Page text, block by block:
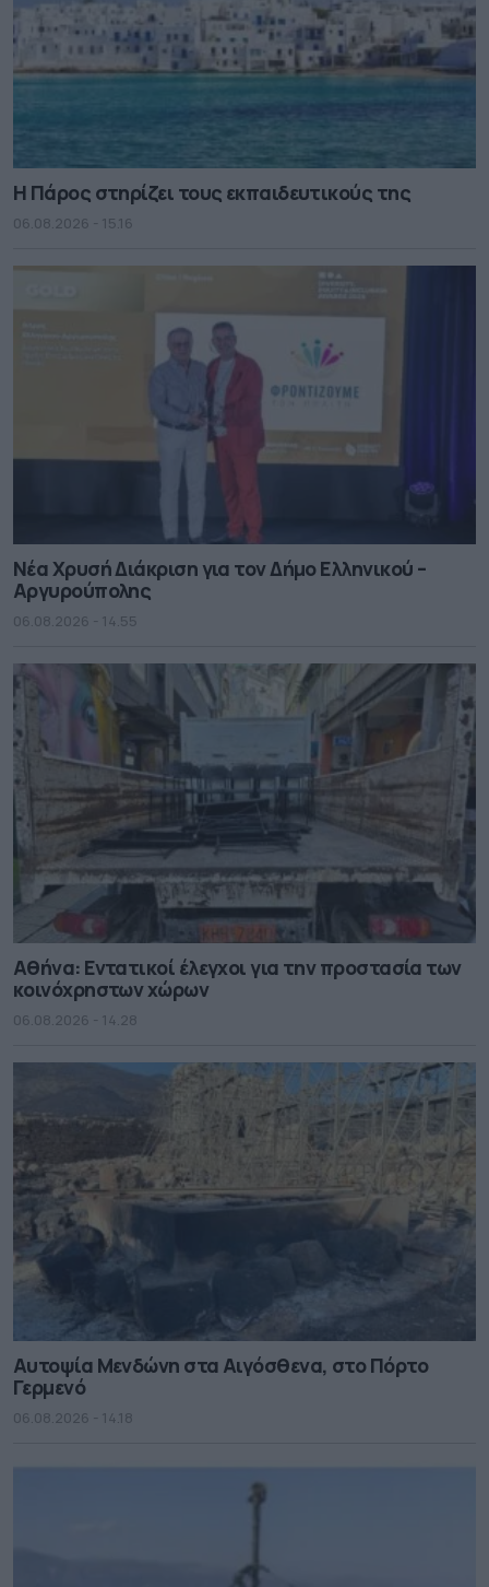
Η Πάρος στηρίζει τους εκπαιδευτικούς της
06.08.2026 - 15.16
Νέα Χρυσή Διάκριση για τον Δήμο Ελληνικού –
Αργυρούπολης
06.08.2026 - 14.55
Αθήνα: Εντατικοί έλεγχοι για την προστασία των
κοινόχρηστων χώρων
06.08.2026 - 14.28
Αυτοψία Μενδώνη στα Αιγόσθενα, στο Πόρτο
Γερμενό
06.08.2026 - 14.18